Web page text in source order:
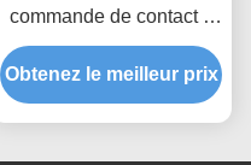
commande de contact à
membrane, contact à
membrane d'ANIMAL
FAMILIER de mètre de
Obtenez le meilleur prix